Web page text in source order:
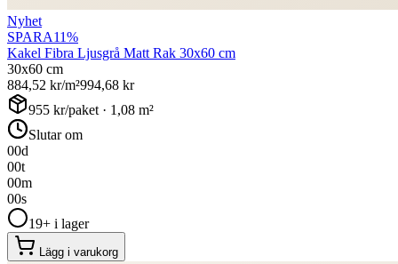
Nyhet
SPARA11%
Kakel Fibra Ljusgrå Matt Rak 30x60 cm
30x60 cm
884,52 kr/m²994,68 kr
955 kr/paket · 1,08 m²
Slutar om
00d
00t
00m
00s
19+ i lager
Lägg i varukorg